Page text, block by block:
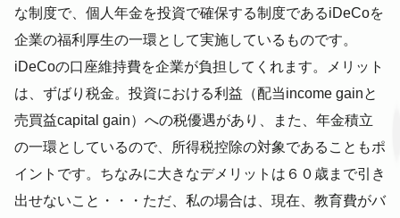
な制度で、個人年金を投資で確保する制度であるiDeCoを
企業の福利厚生の一環として実施しているものです。
iDeCoの口座維持費を企業が負担してくれます。メリット
は、ずばり税金。投資における利益（配当income gainと
売買益capital gain）への税優遇があり、また、年金積立
の一環としているので、所得税控除の対象であることもポ
イントです。ちなみに大きなデメリットは６０歳まで引き
出せないこと・・・ただ、私の場合は、現在、教育費がバ